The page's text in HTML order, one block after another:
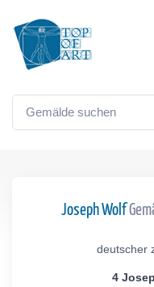
Joseph Wolf
deutscher
4